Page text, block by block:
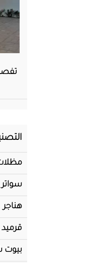
سواتر
هناجر
قرميد
بيوت